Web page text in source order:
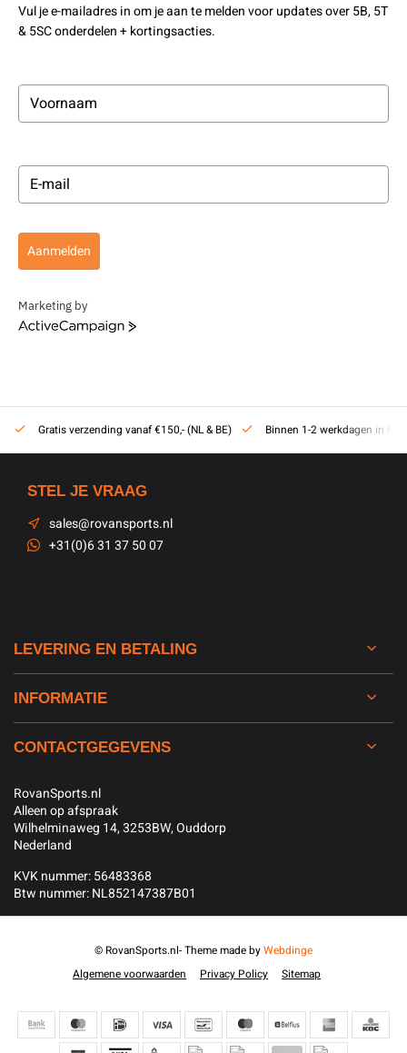
Vul je e-mailadres in om je aan te melden voor updates over 5B, 5T
& 5SC onderdelen + kortingsacties.
Aanmelden
Marketing by
ActiveCampaign
2 werkdagen in huis 1:5 RC dealer Actief sinds 2013
STEL JE VRAAG
sales@rovansports.nl
+31(0)6 31 37 50 07
LEVERING EN BETALING
INFORMATIE
CONTACTGEGEVENS
RovanSports.nl
Alleen op afspraak
Wilhelminaweg 14, 3253BW, Ouddorp
Nederland
KVK nummer: 56483368
Btw nummer: NL852147387B01
Algemene voorwaarden Privacy Policy Sitemap
© RovanSports.nl- Theme made byWebdinge